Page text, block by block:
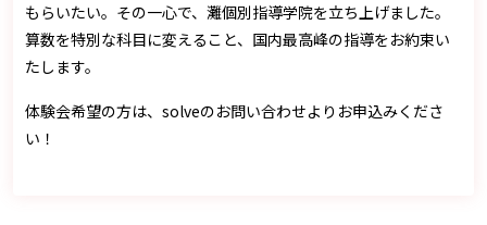
もらいたい。その一心で、灘個別指導学院を立ち上げました。
算数を特別な科目に変えること、国内最高峰の指導をお約束い
たします。
体験会希望の方は、solveのお問い合わせよりお申込みくださ
い！